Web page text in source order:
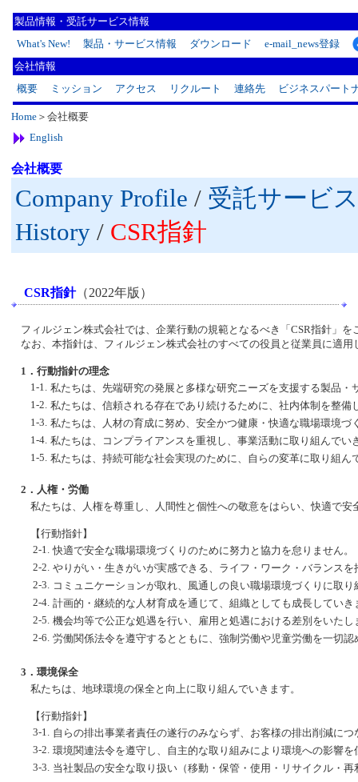
製品情報・受託サービス情報
What's New!
製品・サービス情報 ダウンロード
e-mail_news登録
会社情報
概要
ミッション アクセス リクルート 連絡先 ビジネスパート
Home ＞会社概要
English
会社概要
Company Profile / 受託サービ
History / CSR指針
CSR指針（2022年版）
フィルジェン株式会社では、企業行動の規範となるべき「CSR指針」
なお、本指針は、フィルジェン株式会社のすべての役員と従業員に適用
1．行動指針の理念
1-1. 私たちは、先端研究の発展と多様な研究ニーズを支援する製品
1-2. 私たちは、信頼される存在であり続けるために、社内体制を整
1-3. 私たちは、人材の育成に努め、安全かつ健康・快適な職場環境づ
1-4. 私たちは、コンプライアンスを重視し、事業活動に取り組んでい
1-5. 私たちは、持続可能な社会実現のために、自らの変革に取り組ん
2．人権・労働
私たちは、人権を尊重し、人間性と個性への敬意をはらい、快適で
【行動指針】
2-1. 快適で安全な職場環境づくりのために努力と協力を怠りません。
2-2. やりがい・生きがいが実感できる、ライフ・ワーク・バランスを
2-3. コミュニケーションが取れ、風通しの良い職場環境づくりに取
2-4. 計画的・継続的な人材育成を通じて、組織としても成長していき
2-5. 機会均等で公正な処遇を行い、雇用と処遇における差別をいたし
2-6. 労働関係法令を遵守するとともに、強制労働や児童労働を一切認
3．環境保全
私たちは、地球環境の保全と向上に取り組んでいきます。
【行動指針】
3-1. 自らの排出事業者責任の遂行のみならず、お客様の排出削減に
3-2. 環境関連法令を遵守し、自主的な取り組みにより環境への影響を
3-3. 当社製品の安全な取り扱い（移動・保管・使用・リサイクル・